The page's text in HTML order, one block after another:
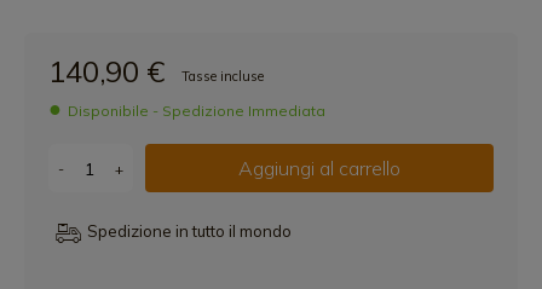
140,90 € Tasse incluse
Disponibile - Spedizione Immediata
- + Aggiungi al carrello
Spedizione in tutto il mondo